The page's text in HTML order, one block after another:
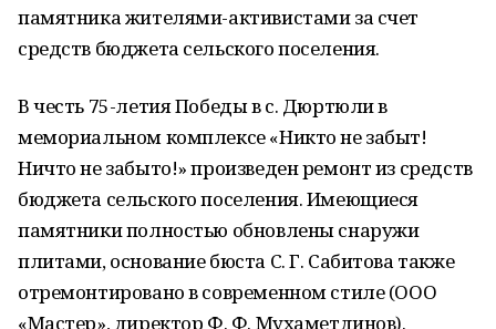
памятника жителями-активистами за счет
средств бюджета сельского поселения.
В честь 75-летия Победы в с. Дюртюли в
мемориальном комплексе «Никто не забыт!
Ничто не забыто!» произведен ремонт из средств
бюджета сельского поселения. Имеющиеся
памятники полностью обновлены снаружи
плитами, основание бюста С. Г. Сабитова также
отремонтировано в современном стиле (ООО
«Мастер», директор Ф. Ф. Мухаметдинов).